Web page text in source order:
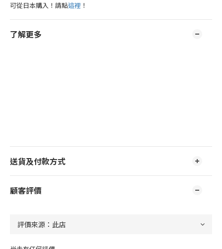
可從日本購入！請點這裡 ！
了解更多
送貨及付款方式
顧客評價